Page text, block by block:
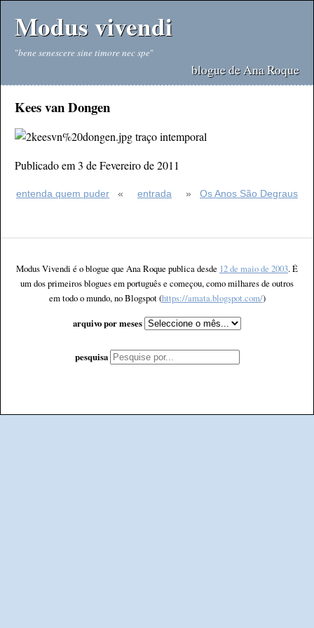
Modus vivendi
"bene senescere sine timore nec spe"
blogue de Ana Roque
Kees van Dongen
traço intemporal
Publicado em 3 de Fevereiro de 2011
entenda quem puder « entrada » Os Anos São Degraus
Modus Vivendi é o blogue que Ana Roque publica desde 12 de maio de 2003. É
um dos primeiros blogues em português e começou, como milhares de outros
em todo o mundo, no Blogspot (https://amata.blogspot.com/)
arquivo por meses
pesquisa